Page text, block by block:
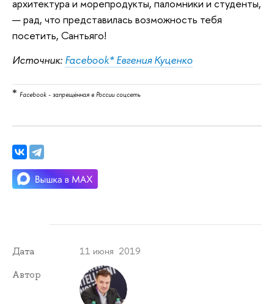
архитектура и морепродукты, паломники и студенты,
— рад, что представилась возможность тебя
посетить, Сантьяго!
Источник: Facebook* Евгения Куценко
* Facebook - запрещённая в России соцсеть
Дата 11 июня 2019
Автор